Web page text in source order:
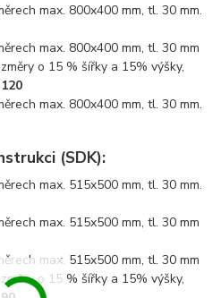
max. 800x400 mm, tl. 30 mm.
max. 800x400 mm, tl. 30 mm
o 15 % šířky a 15% výšky,
max. 800x400 mm, tl. 30 mm.
(SDK):
max. 515x500 mm, tl. 30 mm.
max. 515x500 mm, tl. 30 mm
max. 515x500 mm, tl. 30 mm
o 15 % šířky a 15% výšky,